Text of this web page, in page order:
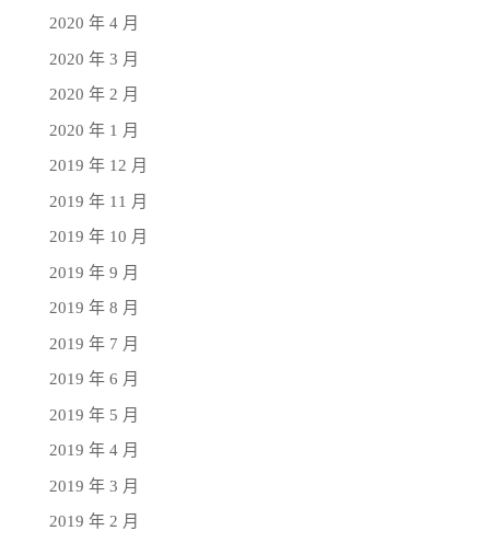
2020 年 4 月
2020 年 3 月
2020 年 2 月
2020 年 1 月
2019 年 12 月
2019 年 11 月
2019 年 10 月
2019 年 9 月
2019 年 8 月
2019 年 7 月
2019 年 6 月
2019 年 5 月
2019 年 4 月
2019 年 3 月
2019 年 2 月